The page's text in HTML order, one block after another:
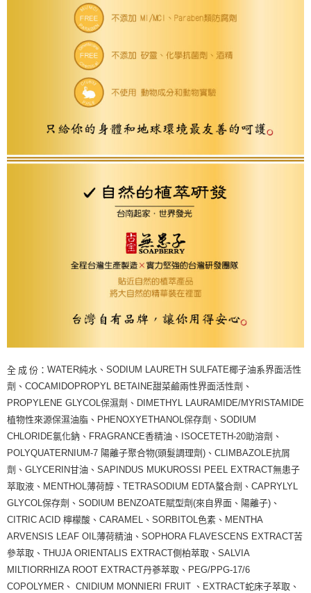
全 成 份： WATER純水、SODIUM LAURETH SULFATE椰子油系界面活性
劑、COCAMIDOPROPYL BETAINE甜菜鹼兩性界面活性劑、
PROPYLENE GLYCOL保濕劑、DIMETHYL LAURAMIDE/MYRISTAMIDE
植物性來源保濕油脂、PHENOXYETHANOL保存劑、SODIUM
CHLORIDE氯化鈉、FRAGRANCE香精油、ISOCETETH-20助溶劑、
POLYQUATERNIUM-7 陽離子聚合物(頭髮調理劑)、CLIMBAZOLE抗屑
劑、GLYCERIN甘油、SAPINDUS MUKUROSSI PEEL EXTRACT無患子
萃取液、MENTHOL薄荷醇、TETRASODIUM EDTA螯合劑、CAPRYLYL
GLYCOL保存劑、SODIUM BENZOATE賦型劑(來自界面、陽離子)、
CITRIC ACID 檸檬酸、CARAMEL、SORBITOL色素、MENTHA
ARVENSIS LEAF OIL薄荷精油、SOPHORA FLAVESCENS EXTRACT苦
參萃取、THUJA ORIENTALIS EXTRACT側柏萃取、SALVIA
MILTIORRHIZA ROOT EXTRACT丹蔘萃取、PEG/PPG-17/6
COPOLYMER、 CNIDIUM MONNIERI FRUIT 、EXTRACT蛇床子萃取、